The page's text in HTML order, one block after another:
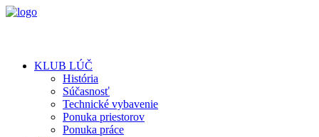
KLUB LÚČ
História
Súčasnosť
Technické vybavenie
Ponuka priestorov
Ponuka práce